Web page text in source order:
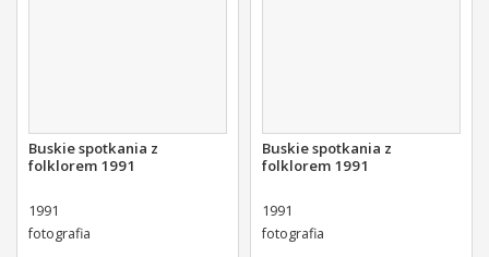
Buskie spotkania z
folklorem 1991
1991
fotografia
Buskie spotkania z
folklorem 1991
1991
fotografia